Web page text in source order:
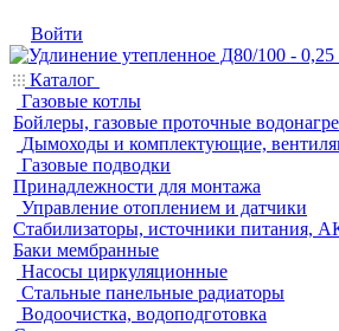
Войти
Каталог
Газовые котлы
Бойлеры, газовые проточные
Дымоходы и комплектующие,
Газовые подводки
Принадлежности для монтажа
Управление отоплением и датчики
Стабилизаторы, источники питания,
Баки мембранные
Насосы циркуляционные
Стальные панельные радиаторы
Водоочистка, водоподготовка